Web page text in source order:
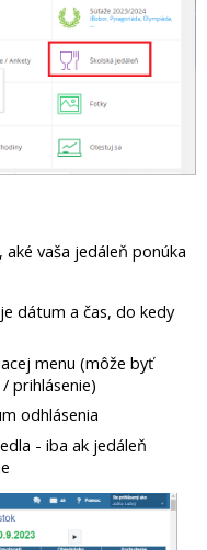
vaša jedáleň ponúka
dátum a čas, do kedy
menu (môže byť
prihlásenie)
odhlásenia
- iba ak jedáleň